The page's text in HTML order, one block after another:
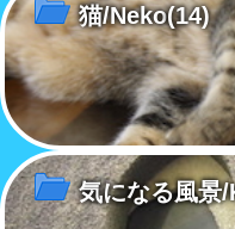
猫/Neko(14)
気になる風